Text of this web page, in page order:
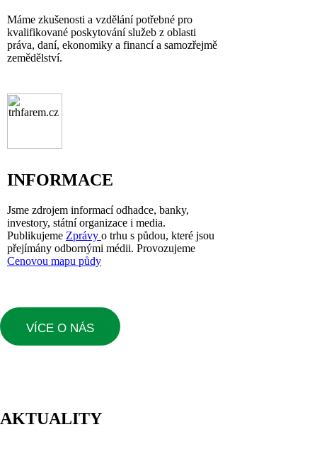
Máme zkušenosti a vzdělání potřebné pro
kvalifikované poskytování služeb z oblasti
práva, daní, ekonomiky a financí a samozřejmě
zemědělství.
INFORMACE
Jsme zdrojem informací odhadce, banky,
investory, státní organizace i media.
Publikujeme Zprávy o trhu s půdou, které jsou
přejímány odbornými médii. Provozujeme
Cenovou mapu půdy
VÍCE O NÁS
AKTUALITY